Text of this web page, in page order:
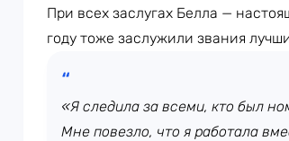
При всех заслугах Белла —
году тоже заслужили звания
«Я следила за всеми, кто был
Мне повезло, что я работала